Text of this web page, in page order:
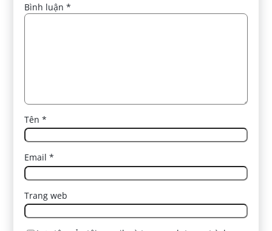
Bình luận*
Tên*
Email*
Trang web